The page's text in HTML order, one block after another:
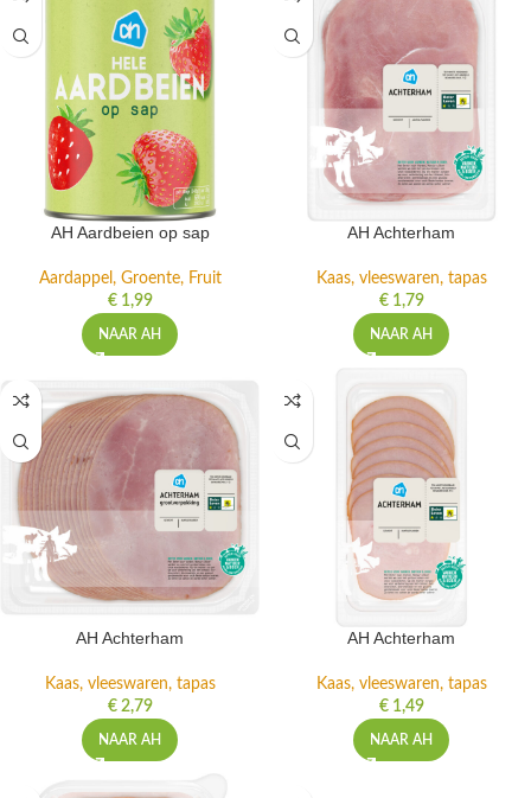
AH Aardbeien op sap
Aardappel, Groente, Fruit
€1,99
NAAR AH
AH Achterham
Kaas, vleeswaren, tapas
€1,79
NAAR AH
AH Achterham
Kaas, vleeswaren, tapas
€2,79
NAAR AH
AH Achterham
Kaas, vleeswaren, tapas
€1,49
NAAR AH